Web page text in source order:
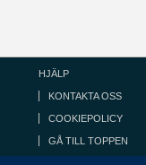
HJÄLP
KONTAKTA OSS
COOKIEPOLICY
GÅ TILL TOPPEN